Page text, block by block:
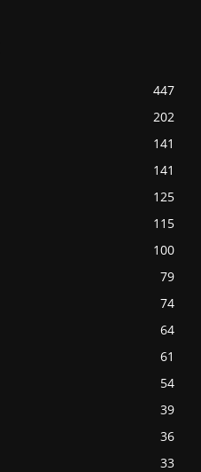
447
202
141
141
125
115
100
79
74
64
61
54
39
36
33